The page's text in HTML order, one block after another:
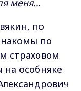
меня…
по
по
страховом
на особняке